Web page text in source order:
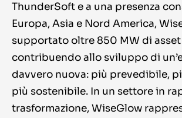
ThunderSoft e a una presenza
Europa, Asia e Nord America,
supportato oltre 850 MW di
contribuendo allo sviluppo di
davvero nuova: più prevedibile,
più sostenibile. In un settore in
trasformazione, WiseGlow